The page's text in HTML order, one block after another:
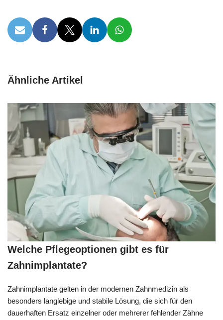
Ähnliche Artikel
Welche Pflegeoptionen gibt es für
Zahnimplantate?
Zahnimplantate gelten in der modernen Zahnmedizin als
besonders langlebige und stabile Lösung, die sich für den
dauerhaften Ersatz einzelner oder mehrerer fehlender Zähne